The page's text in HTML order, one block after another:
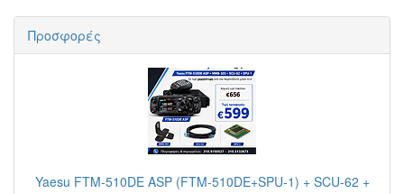
Προσφορές
Yaesu FTM-510DE ASP (FTM-510DE+SPU-1) + SCU-62 +